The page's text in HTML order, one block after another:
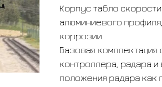
Корпус табло
алюминиевого
коррозии.
Базовая комплектация
контроллера, радара
положения радара как